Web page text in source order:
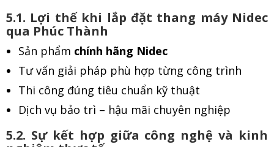
5.1. Lợi thế khi lắp đặt thang máy Nidec
qua Phúc Thành
Sản phẩm chính hãng Nidec
Tư vấn giải pháp phù hợp từng công trình
Thi công đúng tiêu chuẩn kỹ thuật
Dịch vụ bảo trì – hậu mãi chuyên nghiệp
5.2. Sự kết hợp giữa công nghệ và kinh